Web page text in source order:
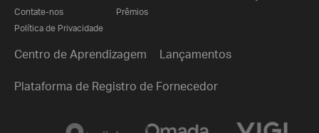
Contate-nos
Política de Privacidade
Prêmios
Centro de Aprendizagem Lançamentos
Plataforma de Registro de Fornecedor